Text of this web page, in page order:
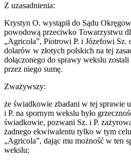
Z uzasadnienia:
Krystyn O. wystąpił do Sądu
powodową przeciwko Towarzystwu
„Agricola”, Piotrowi P. i Józefowi Sz.
dolarów w złotych polskich na tej
dołączonego do sprawy wekslu
przez niego sumę.
Zważywszy:
że świadkowie zbadani w tej sprawie
i P. na spornym wekslu było
świadkowie, pozwani Sz. i P.
żadnego ekwiwalentu tylko w tym
„Agricola”, dając mu możność w ten
wekslu;